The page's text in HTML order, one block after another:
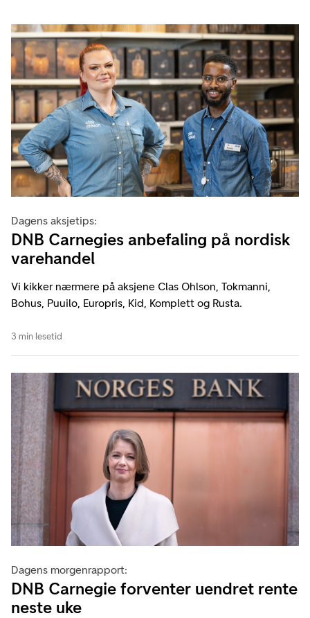
Dagens aksjetips:
DNB Carnegies anbefaling på nordisk
varehandel
Vi kikker nærmere på aksjene Clas Ohlson, Tokmanni,
Bohus, Puuilo, Europris, Kid, Komplett og Rusta.
3 min lesetid
Dagens morgenrapport:
DNB Carnegie forventer uendret rente
neste uke